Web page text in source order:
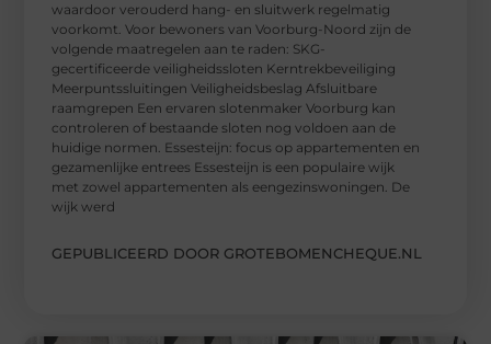
waardoor verouderd hang- en sluitwerk regelmatig
voorkomt. Voor bewoners van Voorburg-Noord zijn de
volgende maatregelen aan te raden: SKG-
gecertificeerde veiligheidssloten Kerntrekbeveiliging
Meerpuntssluitingen Veiligheidsbeslag Afsluitbare
raamgrepen Een ervaren slotenmaker Voorburg kan
controleren of bestaande sloten nog voldoen aan de
huidige normen. Essesteijn: focus op appartementen en
gezamenlijke entrees Essesteijn is een populaire wijk
met zowel appartementen als eengezinswoningen. De
wijk werd
GEPUBLICEERD DOOR GROTEBOMENCHEQUE.NL